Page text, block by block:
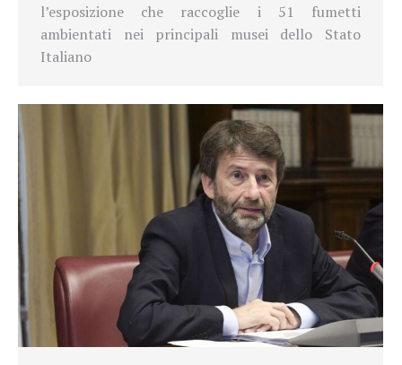
l’esposizione che raccoglie i 51 fumetti
ambientati nei principali musei dello Stato
Italiano